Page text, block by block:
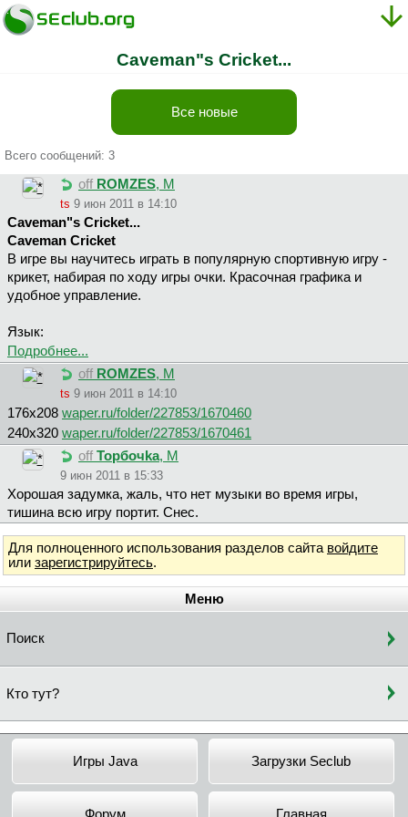
Caveman"s Cricket...
Все новые
Всего сообщений: 3
off ROMZES, М
ts 9 июн 2011 в 14:10
Caveman"s Cricket...
Caveman Cricket
В игре вы научитесь играть в популярную спортивную игру -
крикет, набирая по ходу игры очки. Красочная графика и
удобное управление.
Язык:
Подробнее...
off ROMZES, М
ts 9 июн 2011 в 14:10
176х208 waper.ru/folder/227853/1670460
240х320 waper.ru/folder/227853/1670461
off Topбoчka, М
9 июн 2011 в 15:33
Хорошая задумка, жаль, что нет музыки во время игры,
тишина всю игру портит. Снес.
Для полноценного использования разделов сайта войдите
или зарегистрируйтесь.
Меню
Поиск
Кто тут?
Игры Java Загрузки Seclub
Форум Главная